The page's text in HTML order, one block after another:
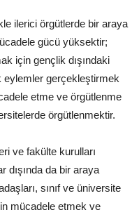
ilerici örgütlerde bir araya
gücü yüksektir;
için gençlik dışındaki
eylemler gerçekleştirmek
etme ve örgütlenme
örgütlenmektir.
ve fakülte kurulları
dışında da bir araya
sınıf ve üniversite
mücadele etmek ve